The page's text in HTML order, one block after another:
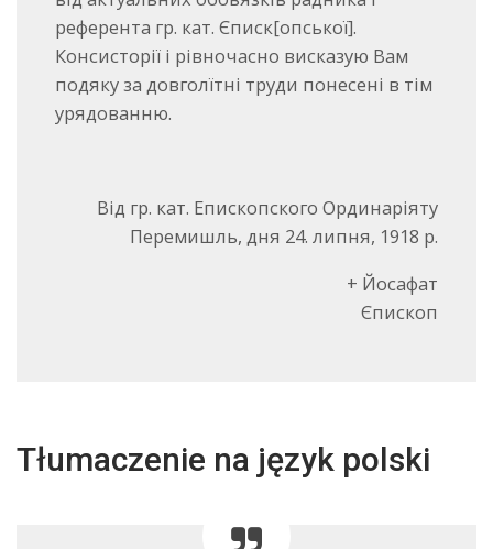
референта гр. кат. Єписк[опської].
Консисторії і рівночасно висказую Вам
подяку за довголїтні труди понесені в тім
урядованню.
Від гр. кат. Епископского Ординаріяту
Перемишль, дня 24. липня, 1918 р.
+ Йосафат
Єпископ
Tłumaczenie na język polski